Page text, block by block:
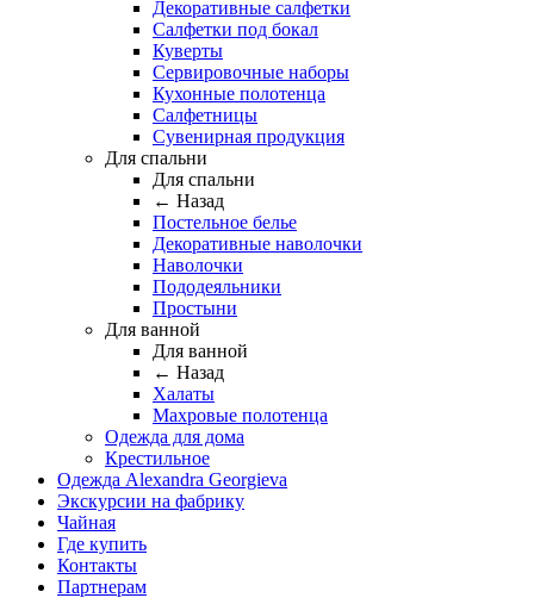
Декоративные салфетки
Салфетки под бокал
Куверты
Сервировочные наборы
Кухонные полотенца
Салфетницы
Сувенирная продукция
Для спальни
Для спальни
← Назад
Постельное белье
Декоративные наволочки
Наволочки
Пододеяльники
Простыни
Для ванной
Для ванной
← Назад
Халаты
Махровые полотенца
Одежда для дома
Крестильное
Одежда Alexandra Georgieva
Экскурсии на фабрику
Чайная
Где купить
Контакты
Партнерам